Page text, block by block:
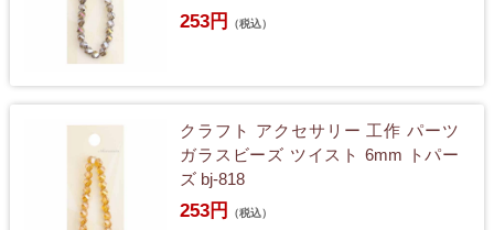
253円 （税込）
クラフト アクセサリー 工作 パーツ
ガラスビーズ ツイスト 6mm トパー
ズ bj-818
253円 （税込）